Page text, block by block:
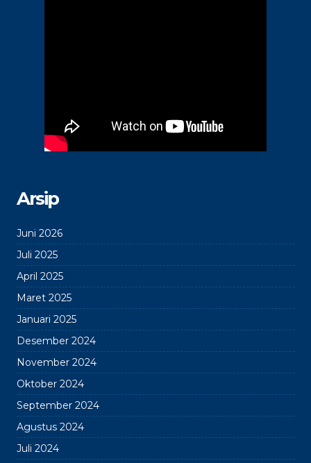
Arsip
Juni 2026
Juli 2025
April 2025
Maret 2025
Januari 2025
Desember 2024
November 2024
Oktober 2024
September 2024
Agustus 2024
Juli 2024